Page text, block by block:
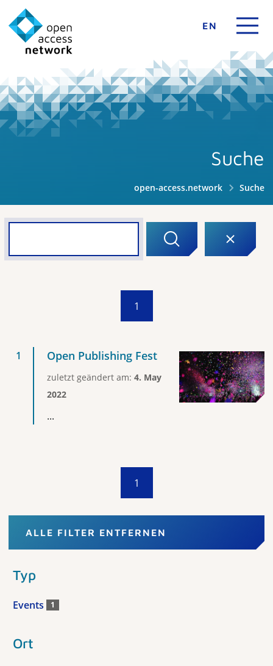
EN
Suche
open-access.network Suche
1
Open Publishing Fest
zuletzt geändert am: 4. May
2022
...
1
ALLE FILTER ENTFERNEN
Typ
Events 1
Ort